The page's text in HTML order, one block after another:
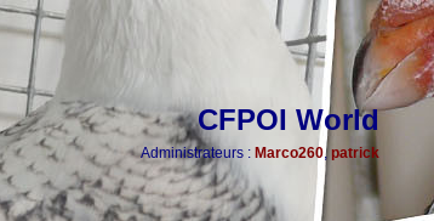
CFPOI World
Administrateurs : Marco260, patrick